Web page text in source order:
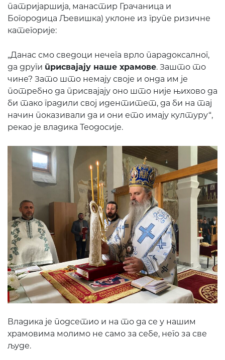
патријаршија, манастир Грачаница и
Богородица Љевишка) уклоне из групе ризичне
категорије:
„Данас смо сведоци нечега врло парадоксалног,
да други присвајају наше храмове. Зашто то
чине? Зато што немају своје и онда им је
потребно да присвајају оно што није њихово да
би тако градили свој идентитет, да би на тај
начин показивали да и они ето имају културу“,
рекао је владика Теодосије.
Владика је подсетио и на то да се у нашим
храмовима молимо не само за себе, него за све
људе.